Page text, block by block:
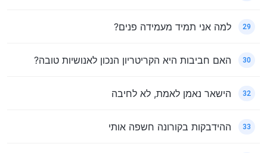
29 למה אני תמיד מעמידה פנים?
30 האם חביבות היא הקריטריון הנכון לאנושיות טובה?
32 הישאר נאמן לאמת, לא לחיבה
33 ההידבקות בקורונה חשפה אותי